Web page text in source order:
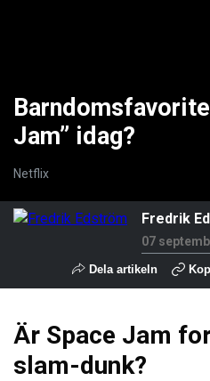
Jam” idag?
Netflix
Fredrik
07
Dela artikeln
Är Space Jam
slam-dunk?